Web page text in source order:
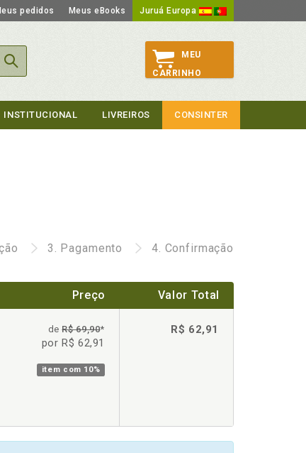
pedidos Meus eBooks Juruá Europa
MEU
CARRINHO
INSTITUCIONAL LIVREIROS CONSINTER
3. Pagamento 4. Confirmação
Preço Valor Total
deR$ 69,90*
por R$ 62,91
item com 10%
R$ 62,91